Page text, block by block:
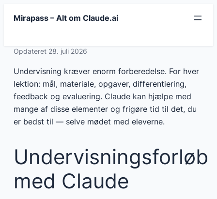
Mirapass – Alt om Claude.ai
Opdateret 28. juli 2026
Undervisning kræver enorm forberedelse. For hver
lektion: mål, materiale, opgaver, differentiering,
feedback og evaluering. Claude kan hjælpe med
mange af disse elementer og frigøre tid til det, du
er bedst til — selve mødet med eleverne.
Undervisningsforløb
med Claude